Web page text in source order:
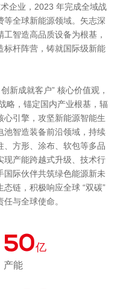
企业，2023 年完成全域战
等全球新能源领域。矢志深
智造高品质设备为根基，
标杆阵营，铸就国际级新能
成就客户” 核心价值观，
略，锚定国内产业根基，辐
心引擎，攻坚新能源智能生
池智造装备前沿领域，持续
、方形、涂布、软包等多品
现产能跨越式升级、技术行
国际伙伴共筑绿色能源新未
链，积极响应全球 “双碳”
与全球使命。
50亿
产能